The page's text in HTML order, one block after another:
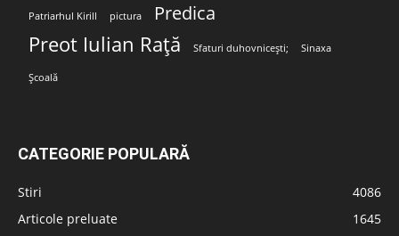
Patriarhul Kirill pictura Predica
Preot Iulian Rață Sfaturi duhovnicești; Sinaxa
Școală
CATEGORIE POPULARĂ
Stiri
4086
Articole preluate
1645